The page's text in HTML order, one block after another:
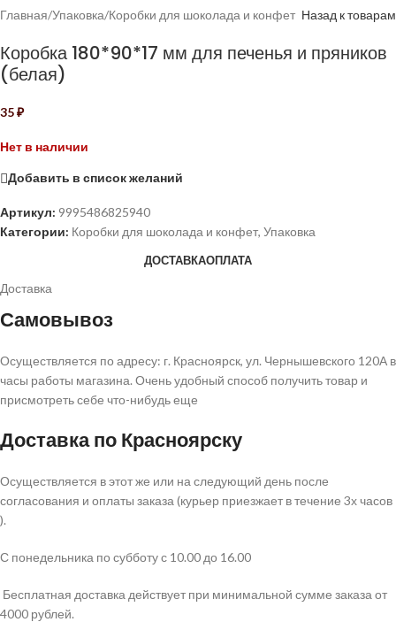
Главная/Упаковка/Коробки для шоколада и конфет Назад к товарам
Коробка 180*90*17 мм для печенья и пряников
(белая)
35₽
Нет в наличии
Добавить в список желаний
Артикул: 9995486825940
Категории: Коробки для шоколада и конфет, Упаковка
ДОСТАВКАОПЛАТА
Доставка
Самовывоз
Осуществляется по адресу: г. Красноярск, ул. Чернышевского 120А в
часы работы магазина. Очень удобный способ получить товар и
присмотреть себе что-нибудь еще
Доставка по Красноярску
Осуществляется в этот же или на следующий день после
согласования и оплаты заказа (курьер приезжает в течение 3х часов
).
С понедельника по субботу с 10.00 до 16.00
Бесплатная доставка действует при минимальной сумме заказа от
4000 рублей.